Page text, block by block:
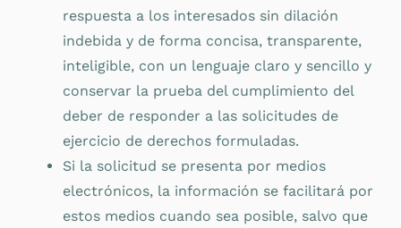
respuesta a los interesados sin dilación
indebida y de forma concisa, transparente,
inteligible, con un lenguaje claro y sencillo y
conservar la prueba del cumplimiento del
deber de responder a las solicitudes de
ejercicio de derechos formuladas.
Si la solicitud se presenta por medios
electrónicos, la información se facilitará por
estos medios cuando sea posible, salvo que